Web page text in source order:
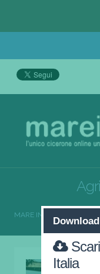
MARE IN ITALIA
Italia